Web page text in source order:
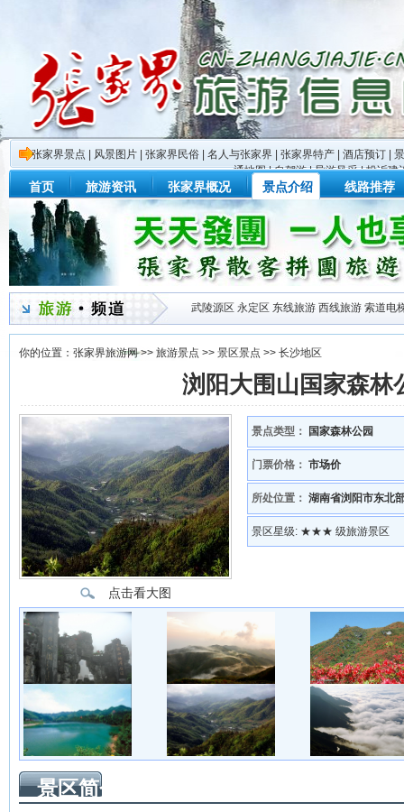
张家界景点 风景图片 张家界民俗 名人与张家界 张家界特产 酒店预订
通地图|自驾游|导游风采|投诉建
首页 旅游资讯 张家界概况 景点介绍 线路推荐
武陵源区 永定区 东线旅游 西线旅游 索道电
你的位置： 张家界旅游网>> 旅游景点 >> 景区景点 >> 长沙地区
浏阳大围山国家森林
点击看大图
景点类型： 国家森林公园
门票价格： 市场价
所处位置： 湖南省浏阳市东北
景区星级: ★★★ 级旅游景区
景区简介